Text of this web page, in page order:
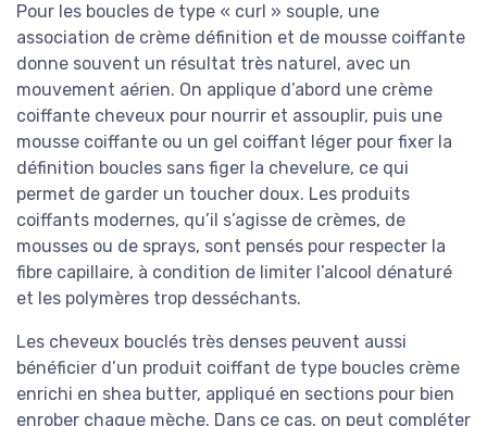
Pour les boucles de type « curl » souple, une
association de crème définition et de mousse coiffante
donne souvent un résultat très naturel, avec un
mouvement aérien. On applique d’abord une crème
coiffante cheveux pour nourrir et assouplir, puis une
mousse coiffante ou un gel coiffant léger pour fixer la
définition boucles sans figer la chevelure, ce qui
permet de garder un toucher doux. Les produits
coiffants modernes, qu’il s’agisse de crèmes, de
mousses ou de sprays, sont pensés pour respecter la
fibre capillaire, à condition de limiter l’alcool dénaturé
et les polymères trop desséchants.
Les cheveux bouclés très denses peuvent aussi
bénéficier d’un produit coiffant de type boucles crème
enrichi en shea butter, appliqué en sections pour bien
enrober chaque mèche. Dans ce cas, on peut compléter